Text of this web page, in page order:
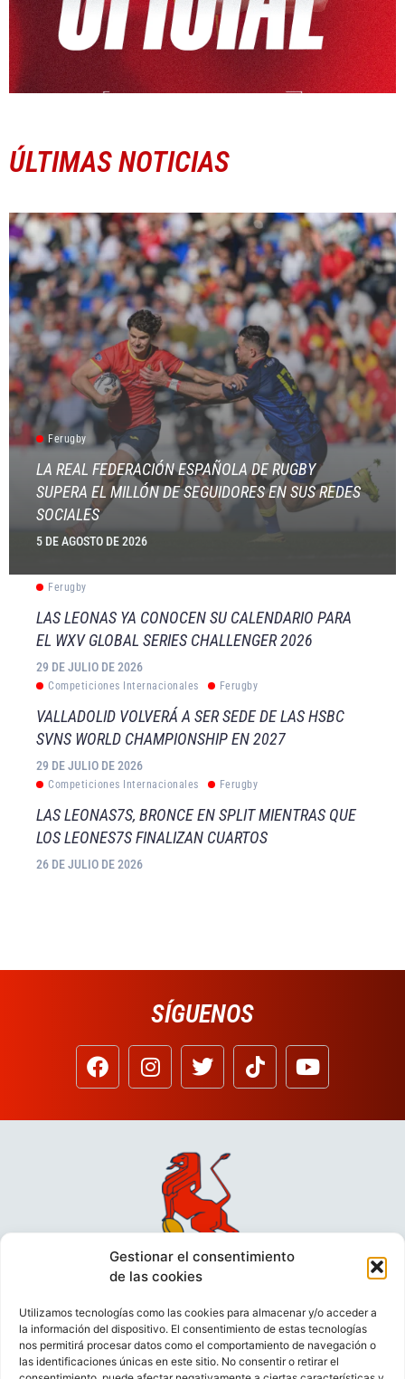
Gestionar el consentimiento
de las cookies
Utilizamos tecnologías como las cookies para almacenar y/o acceder a
la información del dispositivo. El consentimiento de estas tecnologías
nos permitirá procesar datos como el comportamiento de navegación o
las identificaciones únicas en este sitio. No consentir o retirar el
ÚLTIMAS NOTICIAS
Ferugby
LA REAL FEDERACIÓN ESPAÑOLA DE RUGBY
SUPERA EL MILLÓN DE SEGUIDORES EN SUS REDES
SOCIALES
5 DE AGOSTO DE 2026
Ferugby
LAS LEONAS YA CONOCEN SU CALENDARIO PARA
EL WXV GLOBAL SERIES CHALLENGER 2026
29 DE JULIO DE 2026
Competiciones Internacionales Ferugby
VALLADOLID VOLVERÁ A SER SEDE DE LAS HSBC
SVNS WORLD CHAMPIONSHIP EN 2027
29 DE JULIO DE 2026
Competiciones Internacionales Ferugby
LAS LEONAS7S, BRONCE EN SPLIT MIENTRAS QUE
LOS LEONES7S FINALIZAN CUARTOS
26 DE JULIO DE 2026
SÍGUENOS